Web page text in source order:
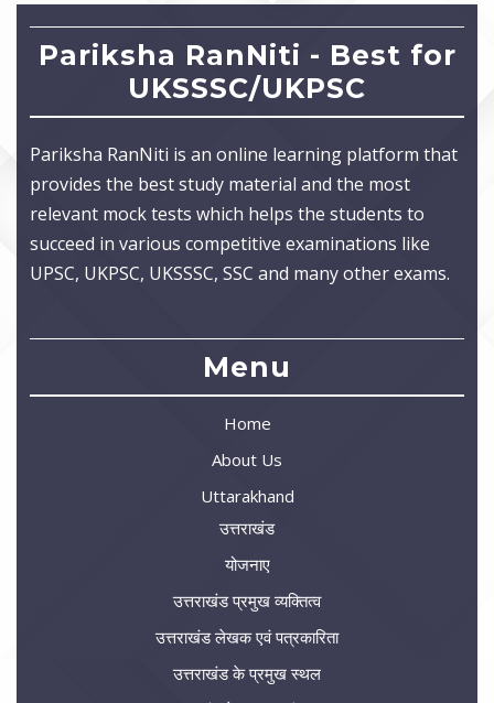
Pariksha RanNiti - Best for
UKSSSC/UKPSC
Pariksha RanNiti is an online learning platform that
provides the best study material and the most
relevant mock tests which helps the students to
succeed in various competitive examinations like
UPSC, UKPSC, UKSSSC, SSC and many other exams.
Menu
Home
About Us
Uttarakhand
उत्तराखंड
योजनाए
उत्तराखंड प्रमुख व्यक्तित्व
उत्तराखंड लेखक एवं पत्रकारिता
उत्तराखंड के प्रमुख स्थल